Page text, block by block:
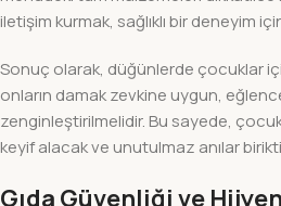
iletişim kurmak, sağlıklı bir deneyim
Sonuç olarak, düğünlerde çocuklar
onların damak zevkine uygun,
zenginleştirilmelidir. Bu sayede,
keyif alacak ve unutulmaz anılar
Gıda Güvenliği ve Hijyen